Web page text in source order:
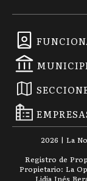
C
C
2026 | La
Registro de
Propietario: La
Lidia Inés